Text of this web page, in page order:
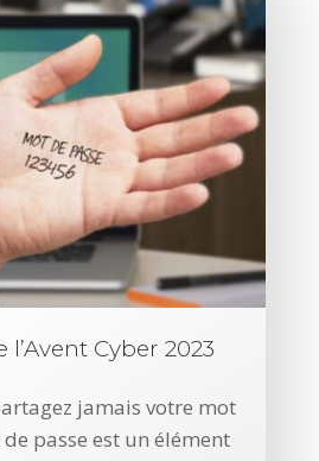
Cyber 2023
jamais votre mot
passe est un élément